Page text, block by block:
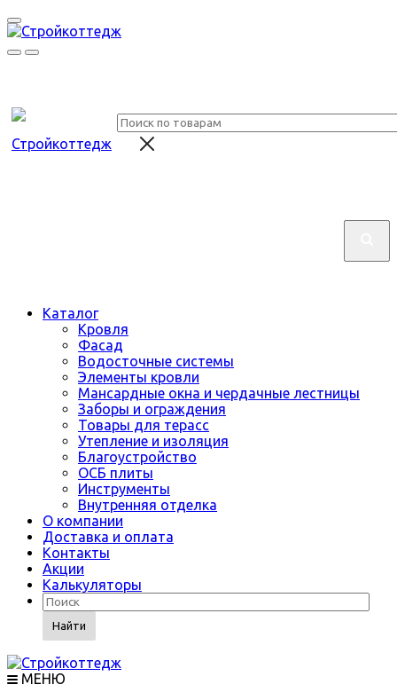
Каталог
Кровля
Фасад
Водосточные системы
Элементы кровли
Мансардные окна и чердачные лестницы
Заборы и ограждения
Товары для терасс
Утепление и изоляция
Благоустройство
ОСБ плиты
Инструменты
Внутренняя отделка
О компании
Доставка и оплата
Контакты
Акции
Калькуляторы
Найти
МЕНЮ